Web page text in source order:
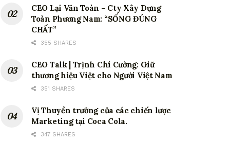
CEO Lại Văn Toàn – Cty Xây Dựng
Toàn Phương Nam: “SỐNG ĐÚNG
CHẤT”
355 SHARES
CEO Talk | Trịnh Chí Cường: Giữ
thương hiệu Việt cho Người Việt Nam
351 SHARES
Vị Thuyền trưởng của các chiến lược
Marketing tại Coca Cola.
347 SHARES